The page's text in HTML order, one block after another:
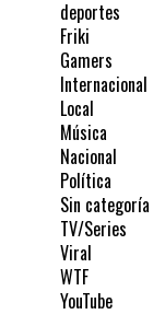
deportes
Friki
Gamers
Internacional
Local
Música
Nacional
Política
Sin categoría
TV/Series
Viral
WTF
YouTube